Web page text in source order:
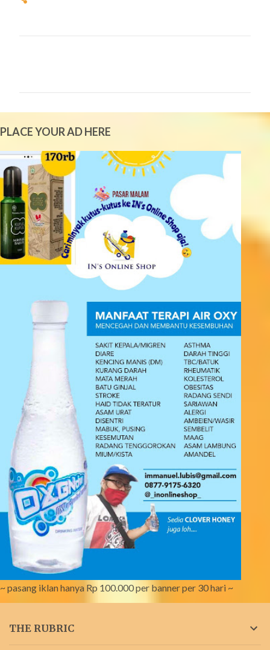
n
t
s
PLACE YOUR AD HERE
~ pasang iklan hanya Rp 100.000 per banner per 30 hari ~
THE RUBRIC